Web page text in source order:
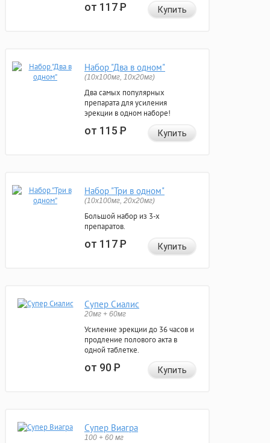
от 117Р Купить
Набор "Два в одном"
(10x100мг, 10x20мг)
Два самых популярных
препарата для усиления
эрекции в одном наборе!
от 115Р Купить
Набор "Три в одном"
(10x100мг, 20x20мг)
Большой набор из 3-х
препаратов.
от 117Р Купить
Супер Сиалис
20мг + 60мг
Усиление эрекции до 36 часов и
продление полового акта в
одной таблетке.
от 90Р Купить
Супер Виагра
100 + 60 мг